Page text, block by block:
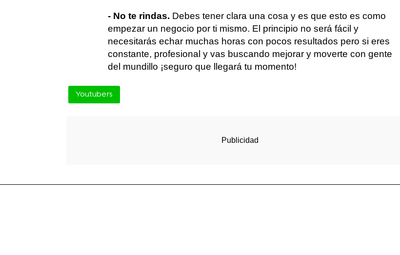
- No te rindas. Debes tener clara una cosa y es que esto es como
empezar un negocio por ti mismo. El principio no será fácil y
necesitarás echar muchas horas con pocos resultados pero si eres
constante, profesional y vas buscando mejorar y moverte con gente
del mundillo ¡seguro que llegará tu momento!
Youtubers